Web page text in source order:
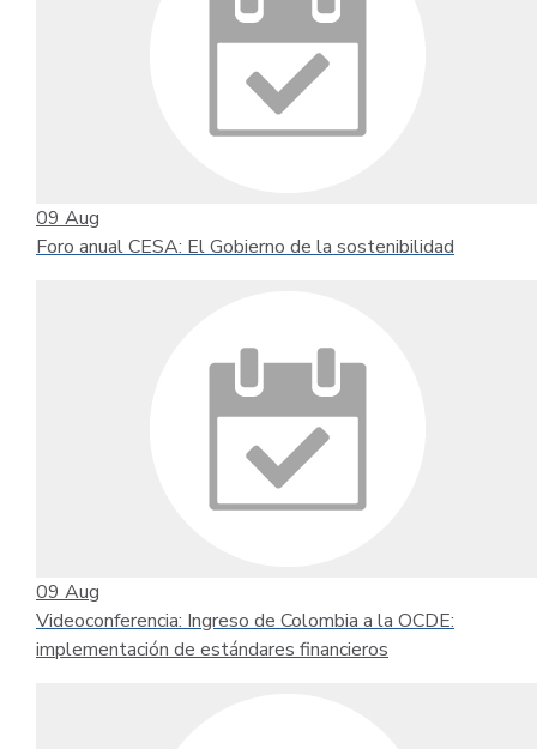
09 Aug
Foro anual CESA: El Gobierno de la sostenibilidad
09 Aug
Videoconferencia: Ingreso de Colombia a la OCDE:
implementación de estándares financieros